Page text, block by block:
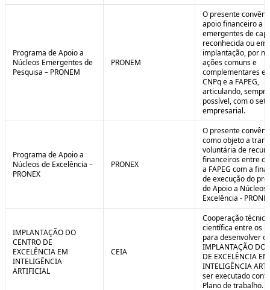
Programa de Apoio a
Núcleos Emergentes de
Pesquisa – PRONEM
PRONEM
O presente
apoio financeiro a
emergentes de
reconhecida ou em
implantação, por
ações comuns e
complementares
CNPq e a FAPEG,
articulando,
possível, com o
empresarial.
Programa de Apoio a
Núcleos de Excelência –
PRONEX
PRONEX
O presente
como objeto a
voluntária de
financeiros entre o
a FAPEG com a
de execução do
de Apoio a Núcleos
Excelência -
IMPLANTAÇÃO DO
CENTRO DE
EXCELÊNCIA EM
INTELIGÊNCIA
ARTIFICIAL
CEIA
Cooperação
científica entre os
para desenvolver o
IMPLANTAÇÃO DO
DE EXCELÊNCIA EM
INTELIGÊNCIA
ser executado
Plano de trabalho.